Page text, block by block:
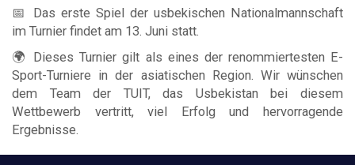
📅 Das erste Spiel der usbekischen Nationalmannschaft
im Turnier findet am 13. Juni statt.
🌍 Dieses Turnier gilt als eines der renommiertesten E-
Sport-Turniere in der asiatischen Region. Wir wünschen
dem Team der TUIT, das Usbekistan bei diesem
Wettbewerb vertritt, viel Erfolg und hervorragende
Ergebnisse.